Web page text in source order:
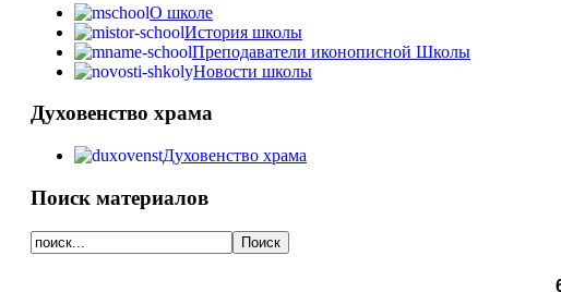
О школе
История школы
Преподаватели иконописной Школы
Новости школы
Духовенство храма
Духовенство храма
Поиск материалов